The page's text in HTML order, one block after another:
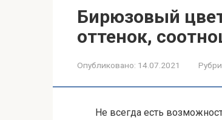
Бирюзовый
оттенок,
Опубликовано: 14.07.2021
Не всегда есть